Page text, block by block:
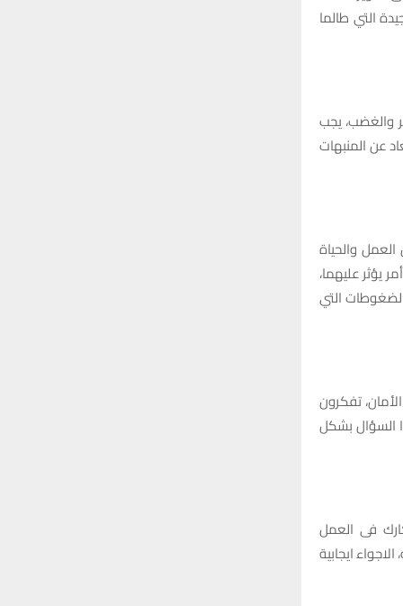
التي طالما
والغضب، يجب
عن المنبهات
والحياة
يؤثر عليهما،
التي
تفكرون
السؤال بشكل
فى العمل
ايجابية